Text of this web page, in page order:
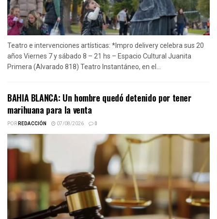
Teatro e intervenciones artísticas: *Impro delivery celebra sus 20
años Viernes 7 y sábado 8 – 21 hs – Espacio Cultural Juanita
Primera (Alvarado 818) Teatro Instantáneo, en el...
BAHIA BLANCA: Un hombre quedó detenido por tener
marihuana para la venta
PORREDACCIÓN 07/08/2026 0